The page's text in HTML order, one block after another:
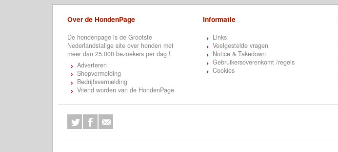
Over de HondenPage
De hondenpage is de Grootste
Nederlandstalige site over honden met
meer dan 25.000 bezoekers per dag !
Adverteren
Shopvermelding
Bedrijfsvermelding
Vriend worden van de HondenPage
Informatie
Links
Veelgestelde vragen
Notice & Takedown
Gebruikersoverenkomt /regels
Cookies